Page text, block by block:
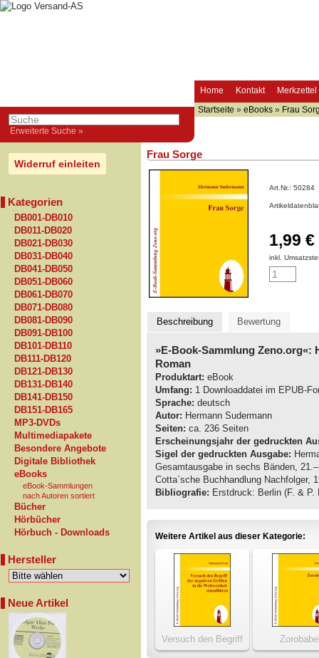
Home Kontakt Merkzettel
Erweiterte Suche »
Startseite » eBooks » Frau
Widerruf einleiten
Kategorien
DB001-DB010
DB011-DB020
DB021-DB030
DB031-DB040
DB041-DB050
DB051-DB060
DB061-DB070
DB071-DB080
DB081-DB090
DB091-DB100
DB101-DB110
DB111-DB120
DB121-DB130
DB131-DB140
DB141-DB150
DB151-DB165
MP3-DVDs
Multimediapakete
Besondere Angebote
Digitale Bibliothek
eBooks
eBook-Sammlungen
nach Autoren sortiert
Bücher
Hörbücher
Hörbuch - Downloads
Hersteller
Neue Artikel
Frau Sorge
Art.Nr.: 50284
1,99 €
inkl.
Beschreibung Bewertung
»E-Book-Sammlung Zeno.org«:
Roman
Produktart: eBook
Umfang: 1 Downloaddatei im EPUB-
Sprache: deutsch
Autor: Hermann Sudermann
Seiten: ca. 236 Seiten
Erscheinungsjahr der gedruckten
Sigel der gedruckten Ausgabe:
Gesamtausgabe in sechs Bänden,
Cotta`sche Buchhandlung Nachfolger,
Bibliografie: Erstdruck: Berlin (F. & P.
Weitere Artikel aus dieser Kategorie:
Versuch den Begriff
der negativen Größen